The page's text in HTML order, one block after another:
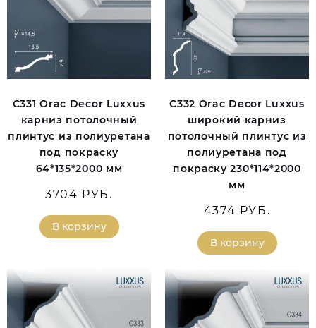
C331 Orac Decor Luxxus
карниз потолочный
плинтус из полиуретана
под покраску
64*135*2000 мм
3704 РУБ.
В корзину
C332 Orac Decor Luxxus
широкий карниз
потолочный плинтус из
полиуретана под
покраску 230*114*2000
мм
4374 РУБ.
В корзину